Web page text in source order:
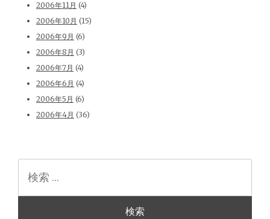
2006年11月 (4)
2006年10月 (15)
2006年9月 (6)
2006年8月 (3)
2006年7月 (4)
2006年6月 (4)
2006年5月 (6)
2006年4月 (36)